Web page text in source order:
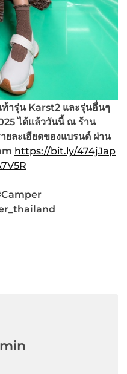
ท้ารุ่น Karst2 และรุ่นอื่นๆ
ได้แล้ววันนี้ ณ ร้าน
ยละเอียดของแบรนด์ ผ่าน
https://bit.ly/474jJap